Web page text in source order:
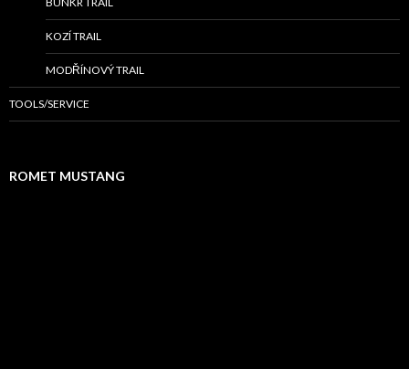
KOZÍ TRAIL
MODŘÍNOVÝ TRAIL
TOOLS/SERVICE
ROMET MUSTANG